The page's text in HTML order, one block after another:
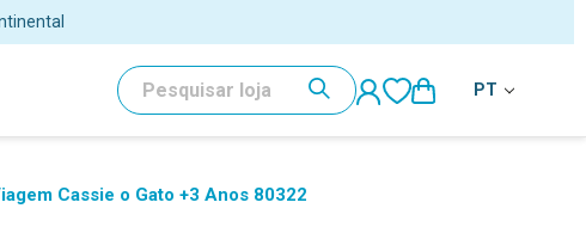
PESQUISAR
PT
Cassie o Gato +3 Anos 80322